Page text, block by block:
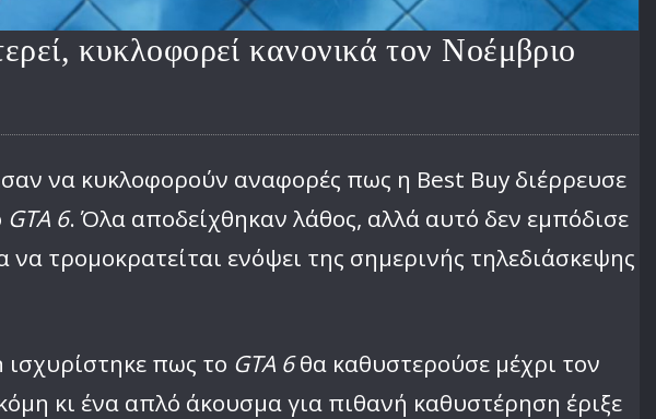
κυκλοφορεί κανονικά τον Νοέμβριο
να κυκλοφορούν αναφορές πως η Best Buy διέρρευσε
GTA 6. Όλα αποδείχθηκαν λάθος, αλλά αυτό δεν εμπόδισε
τρομοκρατείται ενόψει της σημερινής τηλεδιάσκεψης
πως το GTA 6θα καθυστερούσε μέχρι τον
κι ένα απλό άκουσμα για πιθανή καθυστέρηση έριξε